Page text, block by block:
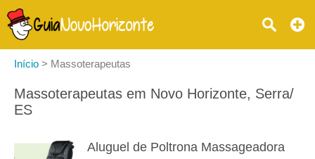
Início > Massoterapeutas
Massoterapeutas em Novo Horizonte, Serra/
ES
Aluguel de Poltrona Massageadora